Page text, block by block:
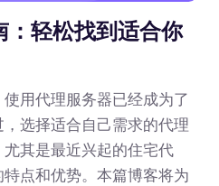
：轻松找到适合你
用代理服务器已经成为了
选择适合自己需求的代理
其是最近兴起的住宅代
点和优势。本篇博客将为